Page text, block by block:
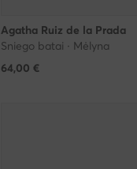
Agatha Ruiz de la Prada
Sniego batai · Mėlyna
64,00 €